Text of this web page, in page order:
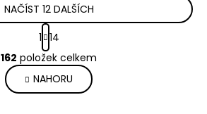
O
v
l
á
NAČÍST 12 DALŠÍCH
S
t
r
á
n
k
o
1 14
162 položek celkem
NAHORU